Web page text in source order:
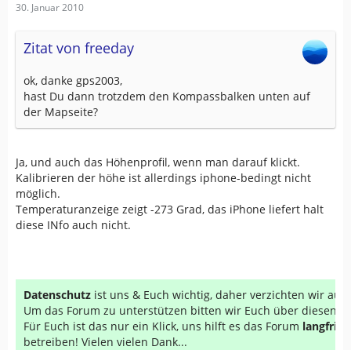
30. Januar 2010
Zitat von freeday
ok, danke gps2003,
hast Du dann trotzdem den Kompassbalken unten auf
der Mapseite?
Ja, und auch das Höhenprofil, wenn man darauf klickt.
Kalibrieren der höhe ist allerdings iphone-bedingt nicht
möglich.
Temperaturanzeige zeigt -273 Grad, das iPhone liefert halt
diese INfo auch nicht.
Datenschutz ist uns & Euch wichtig, daher verzichten wir auf
Um das Forum zu unterstützen bitten wir Euch über diesen
Für Euch ist das nur ein Klick, uns hilft es das Forum
betreiben! Vielen vielen Dank...